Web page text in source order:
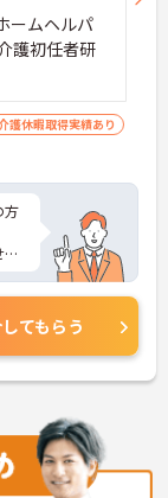
ームヘルパ
護初任者研
護休暇取得実績あり
方
てもらう